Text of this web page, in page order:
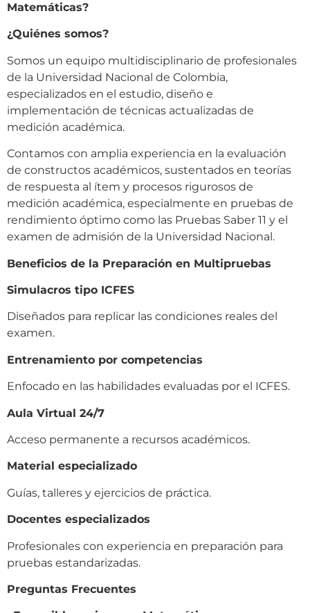
Matemáticas?
¿Quiénes somos?
Somos un equipo multidisciplinario de profesionales
de la Universidad Nacional de Colombia,
especializados en el estudio, diseño e
implementación de técnicas actualizadas de
medición académica.
Contamos con amplia experiencia en la evaluación
de constructos académicos, sustentados en teorías
de respuesta al ítem y procesos rigurosos de
medición académica, especialmente en pruebas de
rendimiento óptimo como las Pruebas Saber 11 y el
examen de admisión de la Universidad Nacional.
Beneficios de la Preparación en Multipruebas
Simulacros tipo ICFES
Diseñados para replicar las condiciones reales del
examen.
Entrenamiento por competencias
Enfocado en las habilidades evaluadas por el ICFES.
Aula Virtual 24/7
Acceso permanente a recursos académicos.
Material especializado
Guías, talleres y ejercicios de práctica.
Docentes especializados
Profesionales con experiencia en preparación para
pruebas estandarizadas.
Preguntas Frecuentes